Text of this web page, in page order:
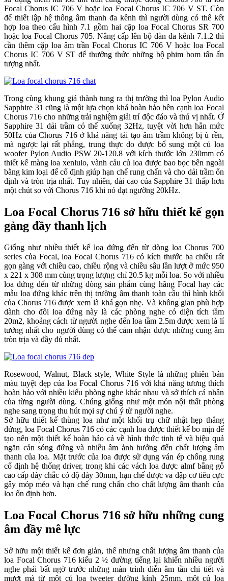
Focal Chorus IC 706 V hoặc loa Focal Chorus IC 706 V ST. Còn
để thiết lập hệ thống âm thanh đa kênh thì người dùng có thể kết
hợp loa theo cấu hình 7.1 gồm hai cặp loa Focal Chorus SR 700
hoặc loa Focal Chorus 705. Nâng cấp lên bộ dàn đa kênh 7.1.2 thì
cần thêm cặp loa âm trần Focal Chorus IC 706 V hoặc loa Focal
Chorus IC 706 V ST để thưởng thức những bộ phim bom tấn ấn
tượng nhất.
Trong cùng khung giá thành tung ra thị trường thì loa Pylon Audio
Sapphire 31 cũng là một lựa chọn khá hoàn hảo bên cạnh loa Focal
Chorus 716 cho những trải nghiệm giải trí độc đáo và thú vị nhất. Ở
Sapphire 31 dải trầm có thể xuống 32Hz, tuyệt vời hơn hẳn mức
50Hz của Chorus 716 ở khả năng tái tạo âm trầm không bị ù rền,
mà ngược lại rất phẳng, trung thực do được bổ sung một củ loa
woofer Pylon Audio PSW 20-120.8 với kích thước lớn 230mm có
thiết kế màng loa xenlulo, vành cảu củ loa được bao bọc bên ngoài
bằng kim loại để cố định giúp hạn chế rung chấn và cho dải trầm ổn
định và tròn trịa nhất. Tuy nhiên, dải cao của Sapphire 31 thấp hơn
một chút so với Chorus 716 khi nó đạt ngưỡng 20kHz.
Loa Focal Chorus 716 sở hữu thiết kế gọn
gàng đầy thanh lịch
Giống như nhiều thiết kế loa đứng đến từ dòng loa Chorus 700
series của Focal, loa Focal Chorus 716 có kích thước ba chiều rất
gọn gàng với chiều cao, chiều rộng và chiều sâu lần lượt ở mức 950
x 221 x 308 mm cùng trọng lượng chỉ 20.5 kg mỗi loa. So với nhiều
loa đứng đến từ những dòng sản phẩm cùng hãng Focal hay các
mẫu loa đứng khác trên thị trường âm thanh toàn cầu thì hình khối
của Chorus 716 được xem là khá gọn nhẹ. Và không gian phù hợp
dành cho đôi loa đứng này là các phòng nghe có diện tích tầm
20m2, khoảng cách từ người nghe đến loa tầm 2.5m được xem là lí
tưởng nhất cho người dùng có thể cảm nhận được những cung âm
tròn trịa và đầy đủ nhất.
Rosewood, Walnut, Black style, White Style là những phiên bản
màu tuyệt đẹp của loa Focal Chorus 716 với khả năng tương thích
hoàn hảo với nhiều kiểu phòng nghe khác nhau và sở thích cá nhân
của từng người dùng. Chúng giống như một món nội thất phòng
nghe sang trọng thu hút mọi sự chú ý từ người nghe.
Sở hữu thiết kế thùng loa như một khối trụ chữ nhật hẹp thẳng
đứng, loa Focal Chorus 716 có các cạnh loa được thiết kế bo mịn để
tạo nên một thiết kế hoàn hảo cả về hình thức tinh tế và hiệu quả
ngăn cản sóng đứng và nhiễu âm ảnh hưởng đến chất lượng âm
thanh của loa. Mặt trước của loa được sử dụng ván ép chống rung
cố định hệ thống driver, trong khi các vách loa được almf bằng gỗ
cao cấp dày chắc có độ dày 30mm, hạn chế được va đập cơ tiêu cực
gây móp méo và hạn chế rung chấn cho chất lượng âm thanh của
loa ổn định hơn.
Loa Focal Chorus 716 sở hữu những cung
âm đầy mê lực
Sở hữu một thiết kế đơn giản, thế nhưng chất lượng âm thanh của
loa Focal Chorus 716 kiểu 2 ½ đường tiếng lại khiến nhiều người
nghe phải bất ngờ trước những màn trình diễn âm tần chi tiết và
mượt mà từ một củ loa tweeter đường kính 25mm, một củ loa